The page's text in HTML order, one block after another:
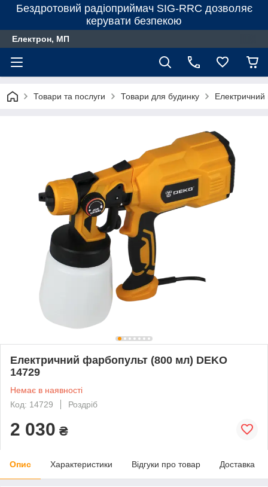
Бездротовий радіоприймач SIG-RRC дозволяє
керувати безпекою
Електрон, МП
Товари та послуги Товари для будинку Електричний
Електричний фарбопульт (800 мл) DEKO
14729
Немає в наявності
Код: 14729
Роздріб
2 030 ₴
Опис Характеристики Відгуки про товар Доставка